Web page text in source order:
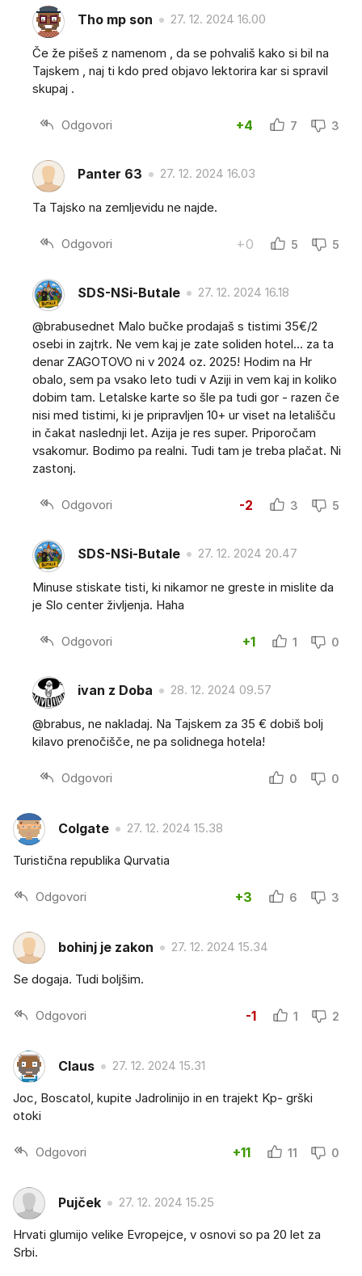
Tho mp son 27. 12. 2024 16.00
Če že pišeš z namenom , da se pohvališ kako si bil na
Tajskem , naj ti kdo pred objavo lektorira kar si spravil
skupaj .
Odgovori +4 7 3
Panter 63 27. 12. 2024 16.03
Ta Tajsko na zemljevidu ne najde.
Odgovori +0 5 5
SDS-NSi-Butale 27. 12. 2024 16.18
@brabusednet Malo bučke prodajaš s tistimi 35€/2
osebi in zajtrk. Ne vem kaj je zate soliden hotel... za ta
denar ZAGOTOVO ni v 2024 oz. 2025! Hodim na Hr
obalo, sem pa vsako leto tudi v Aziji in vem kaj in koliko
dobim tam. Letalske karte so šle pa tudi gor - razen če
nisi med tistimi, ki je pripravljen 10+ ur viset na letališču
in čakat naslednji let. Azija je res super. Priporočam
vsakomur. Bodimo pa realni. Tudi tam je treba plačat. Ni
zastonj.
Odgovori -2 3 5
SDS-NSi-Butale 27. 12. 2024 20.47
Minuse stiskate tisti, ki nikamor ne greste in mislite da
je Slo center življenja. Haha
Odgovori +1 1 0
ivan z Doba 28. 12. 2024 09.57
@brabus, ne nakladaj. Na Tajskem za 35 € dobiš bolj
kilavo prenočišče, ne pa solidnega hotela!
Odgovori 0 0
Colgate 27. 12. 2024 15.38
Turistična republika Qurvatia
Odgovori +3 6 3
bohinj je zakon 27. 12. 2024 15.34
Se dogaja. Tudi boljšim.
Odgovori -1 1 2
Claus 27. 12. 2024 15.31
Joc, Boscatol, kupite Jadrolinijo in en trajekt Kp- grški
otoki
Odgovori +11 11 0
Pujček 27. 12. 2024 15.25
Hrvati glumijo velike Evropejce, v osnovi so pa 20 let za
Srbi.